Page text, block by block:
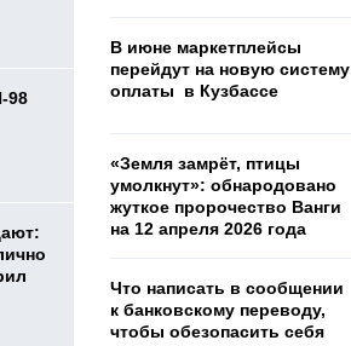
98
В июне маркетплейсы
перейдут на новую систему
оплаты в Кузбассе
«Земля замрёт, птицы
умолкнут»: обнародовано
жуткое пророчество Ванги
на 12 апреля 2026 года
Что написать в сообщении
к банковскому переводу,
чтобы обезопасить себя